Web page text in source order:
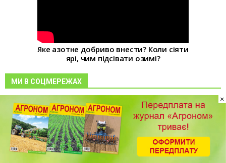
Яке азотне добриво внести? Коли сіяти
ярі, чим підсівати озимі?
МИ В СОЦМЕРЕЖАХ
РУБРИКИ
×